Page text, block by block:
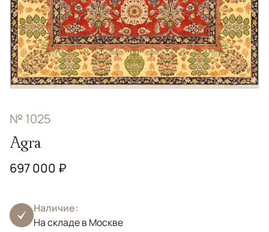
№ 1025
Agra
697 000 ₽
Наличие:
На складе в Москве